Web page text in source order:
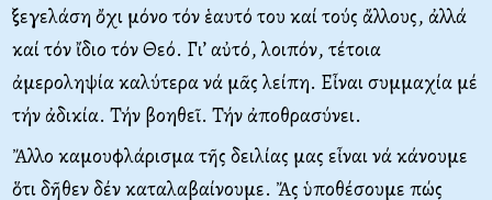
ξεγελάση ὄχι μόνο τόν ἑαυτό του καί τούς ἄλλους, ἀλλά
καί τόν ἴδιο τόν Θεό. Γι’ αὐτό, λοιπόν, τέτοια
ἀμεροληψία καλύτερα νά μᾶς λείπη. Εἶναι συμμαχία μέ
τήν ἀδικία. Τήν βοηθεῖ. Τήν ἀποθρασύνει.
Ἄλλο καμουφλάρισμα τῆς δειλίας μας εἶναι νά κάνουμε
ὅτι δῆθεν δέν καταλαβαίνουμε. Ἄς ὑποθέσουμε πώς